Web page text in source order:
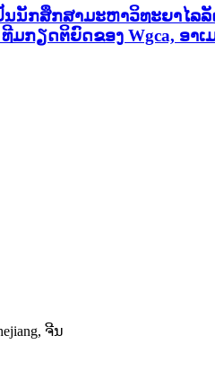
ປັນນັກສຶກສາມະຫາວິທະຍາໄລ
ກຽດຕິຍົດຂອງ Wgca, ອາເ
ຈີນ